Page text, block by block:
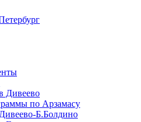
Дивеево
по Арзамасу
Б.Болдино